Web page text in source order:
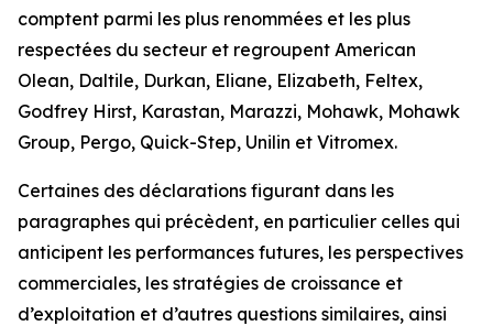
comptent parmi les plus renommées et les plus
respectées du secteur et regroupent American
Olean, Daltile, Durkan, Eliane, Elizabeth, Feltex,
Godfrey Hirst, Karastan, Marazzi, Mohawk, Mohawk
Group, Pergo, Quick-Step, Unilin et Vitromex.
Certaines des déclarations figurant dans les
paragraphes qui précèdent, en particulier celles qui
anticipent les performances futures, les perspectives
commerciales, les stratégies de croissance et
d’exploitation et d’autres questions similaires, ainsi